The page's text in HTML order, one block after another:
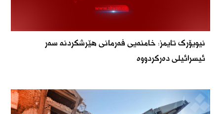
نیویۆرک تایمز: خامنەیی فەرمانی هێرشکردنە سەر
ئیسرائیلی دەرکردووە